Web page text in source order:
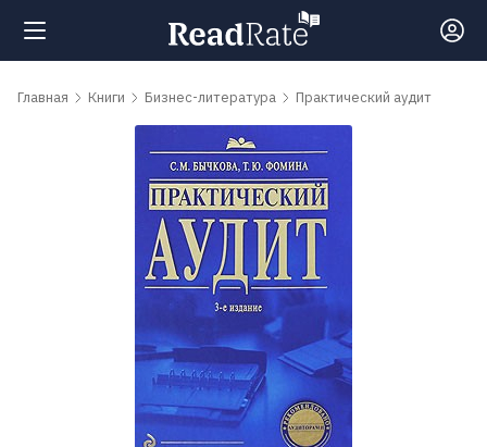
Поиск
обсуждаемые
Главная Книги Бизнес-литература Практический аудит